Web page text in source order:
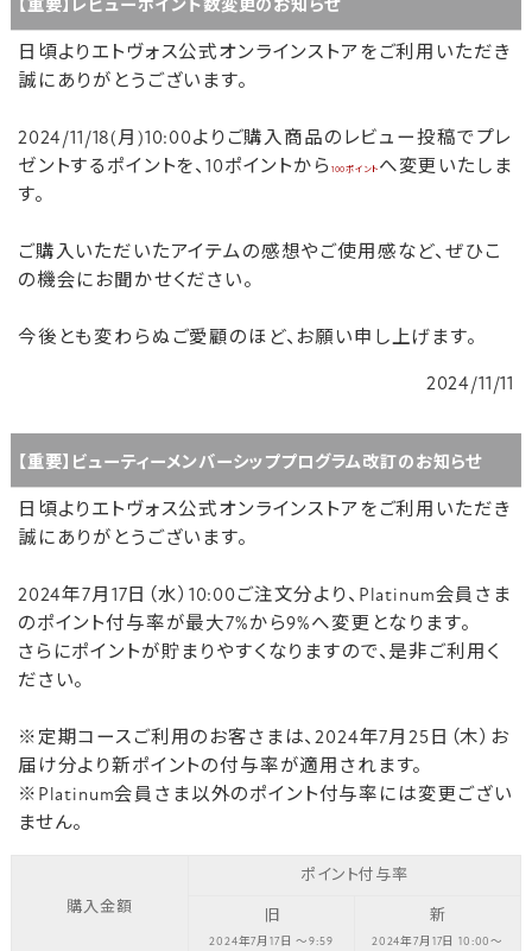
【重要】レビューポイント数変更のお知らせ
日頃よりエトヴォス公式オンラインストアをご利用いただき
誠にありがとうございます。
2024/11/18(月)10:00よりご購入商品のレビュー投稿でプレ
ゼントするポイントを、10ポイントから 100ポイント へ変更いたしま
す。
ご購入いただいたアイテムの感想やご使用感など、ぜひこ
の機会にお聞かせください。
今後とも変わらぬご愛顧のほど、お願い申し上げます。
2024/11/11
【重要】ビューティーメンバーシッププログラム改訂のお知らせ
日頃よりエトヴォス公式オンラインストアをご利用いただき
誠にありがとうございます。
2024年7月17日（水）10:00ご注文分より、Platinum会員さま
のポイント付与率が最大7%から9%へ変更となります。
さらにポイントが貯まりやすくなりますので、是非ご利用く
ださい。
※定期コースご利用のお客さまは、2024年7月25日（木）お
届け分より新ポイントの付与率が適用されます。
※Platinum会員さま以外のポイント付与率には変更ござい
ません。
購入金額
ポイント付与率
旧
2024年7月17日 ～9:59
新
2024年7月17日 10:00～